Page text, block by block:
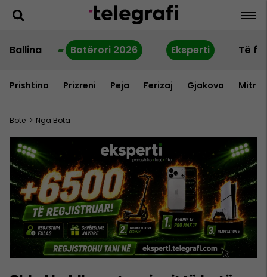
Ballina Botërori 2026 Eksperti Të
Prishtina Prizreni Peja Ferizaj Gjakova
Botë > Nga Bota